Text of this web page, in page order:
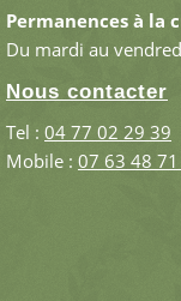
Permanences à la
Du mardi au
Nous contacter
Tel : 04 77 02 29 39
Mobile : 07 63 48